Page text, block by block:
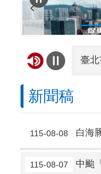
臺
新聞稿
115-08-08 白海豚颱
115-08-07 中颱「白